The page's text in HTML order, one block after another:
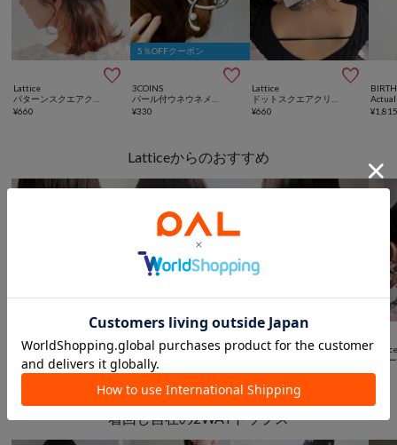

Lattice
¥660
5％OFFクーポン

3COINS
¥330

Lattice
¥660 ¥
Latticeからのおすすめ

Lattice
ちゅるんクリアハートクリップ
330
SALE 
Lattice
コイルポニーシュシュ
¥275 (50%OFF)

Lattice
¥660 ¥660
着回し自在の2WAYトップス